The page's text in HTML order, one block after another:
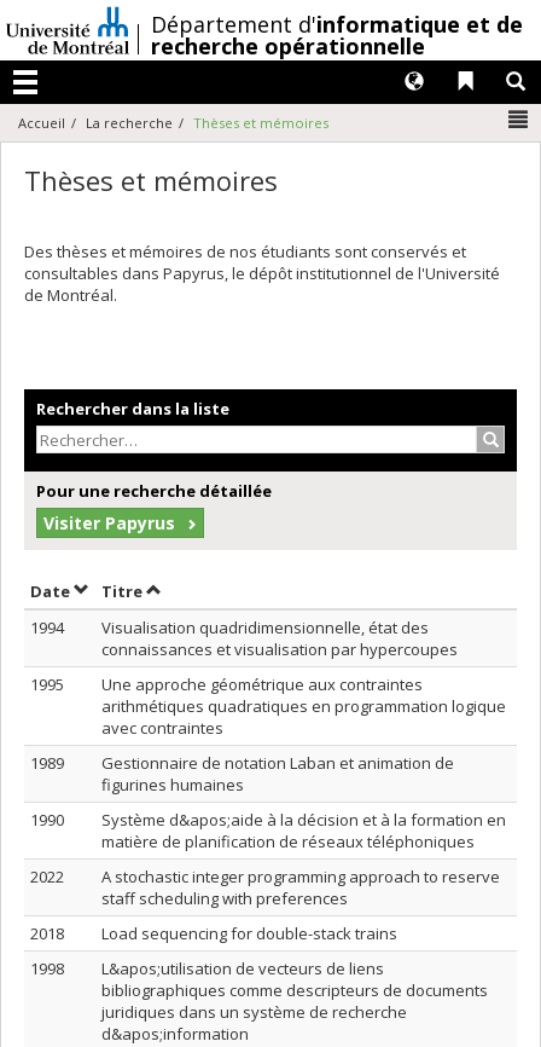
au
contenu
/Département d'informatique et de
recherche opérationnelle
Menu
Liens
Langues
Accueil La recherche Thèses et mémoires
Thèses et mémoires
Des thèses et mémoires de nos étudiants sont conservés et
consultables dans Papyrus, le dépôt institutionnel de l'Université
de Montréal.
Rechercher dans la liste
Pour une recherche détaillée
Visiter Papyrus
DateTrier par date en ordre décroissant
TitreTrier par titre en ordre décroissant
1994
Visualisation quadridimensionnelle, état des
connaissances et visualisation par hypercoupes
1995
Une approche géométrique aux contraintes
arithmétiques quadratiques en programmation logique
avec contraintes
1989
Gestionnaire de notation Laban et animation de
figurines humaines
1990
Système d&apos;aide à la décision et à la formation en
matière de planification de réseaux téléphoniques
2022
A stochastic integer programming approach to reserve
staff scheduling with preferences
2018
Load sequencing for double-stack trains
1998
L&apos;utilisation de vecteurs de liens
bibliographiques comme descripteurs de documents
juridiques dans un système de recherche
d&apos;information